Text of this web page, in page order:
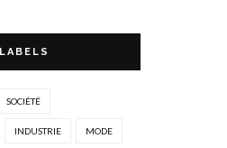
LABELS
SOCIÉTÉ
INDUSTRIE MODE